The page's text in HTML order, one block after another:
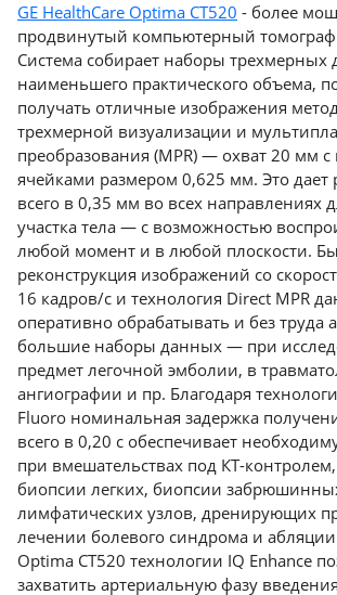
GE HealthCare Optima CT520 - более
продвинутый компьютерный томограф
Система собирает наборы трехмерных
наименьшего практического объема,
получать отличные изображения
трехмерной визуализации и
преобразования (MPR) — охват 20 мм
ячейками размером 0,625 мм. Это дает
всего в 0,35 мм во всех направлениях
участка тела — с возможностью
любой момент и в любой плоскости.
реконструкция изображений со
16 кадров/с и технология Direct MPR
оперативно обрабатывать и без труда
большие наборы данных — при
предмет легочной эмболии, в
ангиографии и пр. Благодаря
Fluoro номинальная задержка
всего в 0,20 с обеспечивает
при вмешательствах под КТ-
биопсии легких, биопсии
лимфатических узлов, дренирующих
лечении болевого синдрома и
Optima CT520 технологии IQ Enhance
захватить артериальную фазу